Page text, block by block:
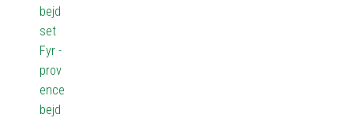
bejd
set
Fyr -
prov
ence
bejd